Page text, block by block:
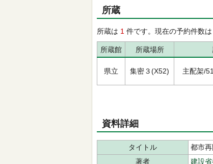
所蔵
所蔵は 1 件です。現在の予約件数は
所蔵館 所蔵場所
県立 集密３(X52) 主配架/
資料詳細
タイトル
都市
著者
建設